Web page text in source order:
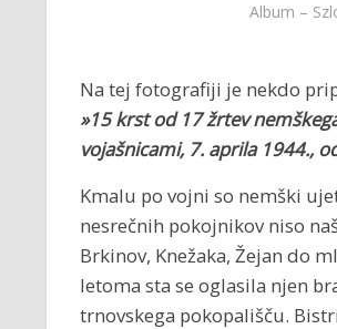
Album –
Na tej fotografiji je nekdo
»15 krst od 17 žrtev
vojašnicami, 7. aprila 1944.,
Kmalu po vojni so nemški
nesrečnih pokojnikov niso
Brkinov, Knežaka, Žejan do
letoma sta se oglasila njen
trnovskega pokopališču.